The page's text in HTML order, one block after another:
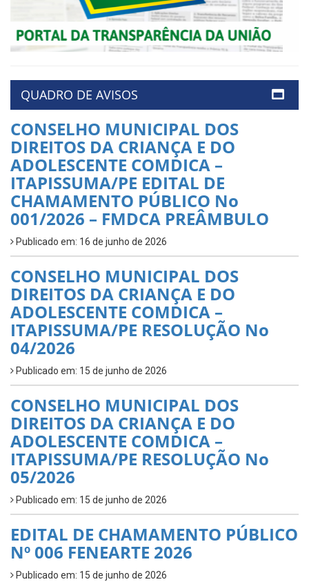
QUADRO DE AVISOS
CONSELHO MUNICIPAL DOS
DIREITOS DA CRIANÇA E DO
ADOLESCENTE COMDICA –
ITAPISSUMA/PE EDITAL DE
CHAMAMENTO PÚBLICO No
001/2026 – FMDCA PREÂMBULO
Publicado em: 16 de junho de 2026
CONSELHO MUNICIPAL DOS
DIREITOS DA CRIANÇA E DO
ADOLESCENTE COMDICA –
ITAPISSUMA/PE RESOLUÇÃO No
04/2026
Publicado em: 15 de junho de 2026
CONSELHO MUNICIPAL DOS
DIREITOS DA CRIANÇA E DO
ADOLESCENTE COMDICA –
ITAPISSUMA/PE RESOLUÇÃO No
05/2026
Publicado em: 15 de junho de 2026
EDITAL DE CHAMAMENTO PÚBLICO
Nº 006 FENEARTE 2026
Publicado em: 15 de junho de 2026